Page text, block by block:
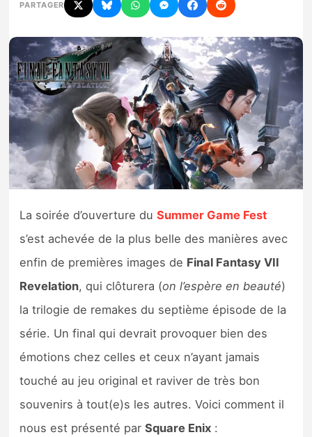
Rumeurs
Nintendo Direct
Tests et previews
Tests de jeux
Tests d’accessoires
Autres tests
Précommandes
Précommandes jeux Switch 2
Sorties de jeux
Bons plans
Guides
PARTAGER
La soirée d’ouverture duSummer Game Fest
s’est achevée de la plus belle des manières avec
enfin de premières images de Final Fantasy VII
Revelation, qui clôturera (on l’espère en beauté)
la trilogie de remakes du septième épisode de la
série. Un final qui devrait provoquer bien des
émotions chez celles et ceux n’ayant jamais
touché au jeu original et raviver de très bon
souvenirs à tout(e)s les autres. Voici comment il
nous est présenté parSquare Enix :